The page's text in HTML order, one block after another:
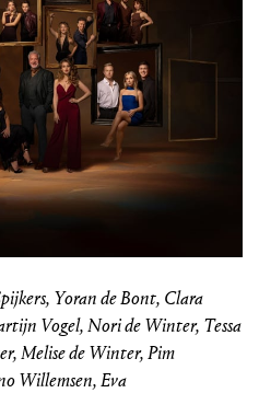
Yoran de Bont, Clara
Vogel, Nori de Winter, Tessa
Melise de Winter, Pim
Willemsen, Eva